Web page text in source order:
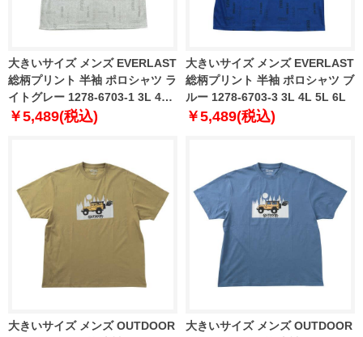
大きいサイズ メンズ EVERLAST
総柄プリント 半袖 ポロシャツ ラ
イトグレー 1278-6703-1 3L 4L
5L 6L
￥5,489(税込)
大きいサイズ メンズ EVERLAST
総柄プリント 半袖 ポロシャツ ブ
ルー 1278-6703-3 3L 4L 5L 6L
￥5,489(税込)
大きいサイズ メンズ OUTDOOR
大きいサイズ メンズ OUTDOOR